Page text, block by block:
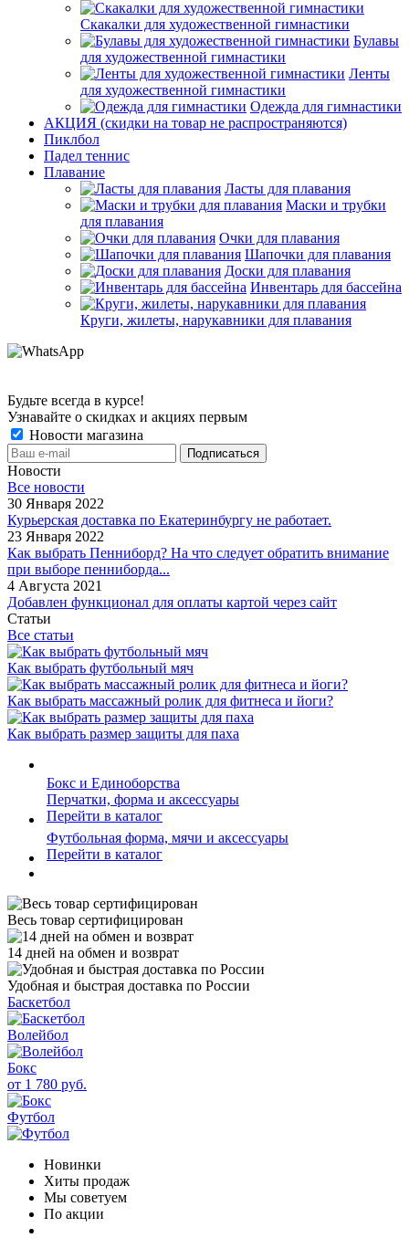
Скакалки для художественной гимнастики
Булавы
для художественной гимнастики
Ленты
для художественной гимнастики
Одежда для гимнастики
АКЦИЯ (скидки на товар не распространяются)
Пиклбол
Падел теннис
Плавание
Ласты для плавания
Маски и трубки
для плавания
Очки для плавания
Шапочки для плавания
Доски для плавания
Инвентарь для бассейна
Круги, жилеты, нарукавники для плавания
Будьте всегда в курсе!
Узнавайте о скидках и акциях первым
Новости магазина
Новости
Все новости
30 Января 2022
Курьерская доставка по Екатеринбургу не работает.
23 Января 2022
Как выбрать Пенниборд? На что следует обратить внимание
при выборе пенниборда...
4 Августа 2021
Добавлен функционал для оплаты картой через сайт
Статьи
Все статьи
Как выбрать футбольный мяч
Как выбрать массажный ролик для фитнеса и йоги?
Как выбрать размер защиты для паха
Бокс и Единоборства
Перчатки, форма и аксессуары
Перейти в каталог
Футбольная форма, мячи и аксессуары
Перейти в каталог
Весь товар сертифицирован
14 дней на обмен и возврат
Удобная и быстрая доставка по России
Баскетбол
Волейбол
Бокс
от 1 780 руб.
Футбол
Новинки
Хиты продаж
Мы советуем
По акции